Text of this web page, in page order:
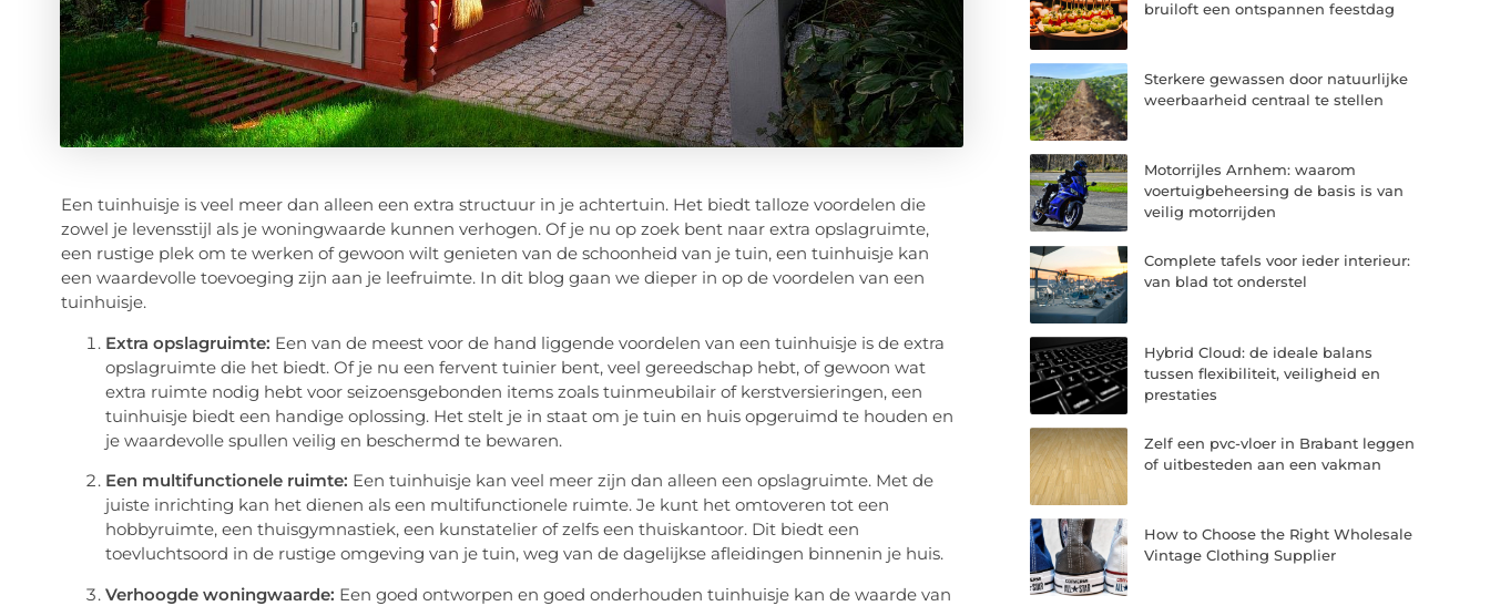
Een tuinhuisje is veel meer dan alleen een extra structuur in je achtertuin. Het biedt talloze voordelen die
zowel je levensstijl als je woningwaarde kunnen verhogen. Of je nu op zoek bent naar extra opslagruimte,
een rustige plek om te werken of gewoon wilt genieten van de schoonheid van je tuin, een tuinhuisje kan
een waardevolle toevoeging zijn aan je leefruimte. In dit blog gaan we dieper in op de voordelen van een
tuinhuisje.
Extra opslagruimte: Een van de meest voor de hand liggende voordelen van een tuinhuisje is de extra
opslagruimte die het biedt. Of je nu een fervent tuinier bent, veel gereedschap hebt, of gewoon wat
extra ruimte nodig hebt voor seizoensgebonden items zoals tuinmeubilair of kerstversieringen, een
tuinhuisje biedt een handige oplossing. Het stelt je in staat om je tuin en huis opgeruimd te houden en
je waardevolle spullen veilig en beschermd te bewaren.
Een multifunctionele ruimte: Een tuinhuisje kan veel meer zijn dan alleen een opslagruimte. Met de
juiste inrichting kan het dienen als een multifunctionele ruimte. Je kunt het omtoveren tot een
hobbyruimte, een thuisgymnastiek, een kunstatelier of zelfs een thuiskantoor. Dit biedt een
toevluchtsoord in de rustige omgeving van je tuin, weg van de dagelijkse afleidingen binnenin je huis.
Verhoogde woningwaarde: Een goed ontworpen en goed onderhouden tuinhuisje kan de waarde van
bruiloft een ontspannen feestdag
Sterkere gewassen door natuurlijke
weerbaarheid centraal te stellen
Motorrijles Arnhem: waarom
voertuigbeheersing de basis is van
veilig motorrijden
Complete tafels voor ieder interieur:
van blad tot onderstel
Hybrid Cloud: de ideale balans
tussen flexibiliteit, veiligheid en
prestaties
Zelf een pvc-vloer in Brabant leggen
of uitbesteden aan een vakman
How to Choose the Right Wholesale
Vintage Clothing Supplier